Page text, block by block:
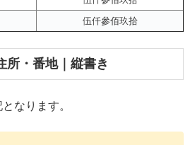
伍仟參佰玖拾
所・番地｜縦書き
なります。